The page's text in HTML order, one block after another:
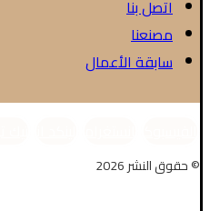
اتصل بنا
مصنعنا
سابقة الأعمال
© حقوق النشر 2026